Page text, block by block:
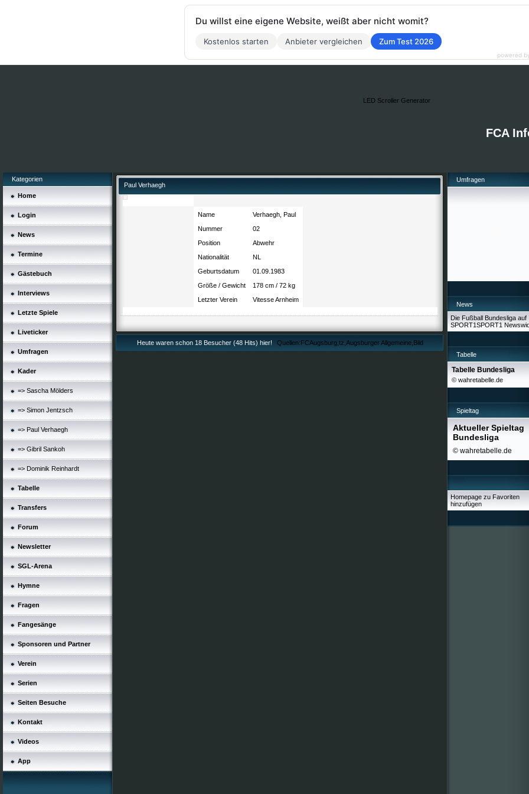
LED Scroller Generator
FCA
Kategorien
Home
Login
News
Termine
Gästebuch
Interviews
Letzte Spiele
Liveticker
Umfragen
Kader
=> Sascha Mölders
=> Simon Jentzsch
=> Paul Verhaegh
=> Gibril Sankoh
=> Dominik Reinhardt
Tabelle
Transfers
Forum
Newsletter
SGL-Arena
Hymne
Fragen
Fangesänge
Sponsoren und Partner
Verein
Serien
Seiten Besuche
Kontakt
Videos
App
Paul Verhaegh
Name
Verhaegh, Paul
Nummer
02
Position
Abwehr
Nationalität
NL
Geburtsdatum
01.09.1983
Größe / Gewicht
178 cm / 72 kg
Letzter Verein
Vitesse Arnheim
Heute waren schon 18 Besucher (48 Hits) hier! Quellen:FCAugsburg,tz,Augsburger Allgemeine,Bild
Umfragen
News
Die Fußball Bundesliga auf
SPORT1SPORT1
Tabelle
Tabelle Bundesliga
© wahretabelle.de
Spieltag
Aktueller Spieltag
Bundesliga
© wahretabelle.de
Homepage zu Favoriten
hinzufügen
Du willst eine eigene Website, weißt aber nicht womit?
Kostenlos starten Anbieter vergleichen Zum Test 2026
powered